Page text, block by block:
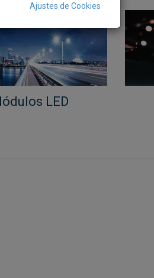
Ajustes de Cookies
LED